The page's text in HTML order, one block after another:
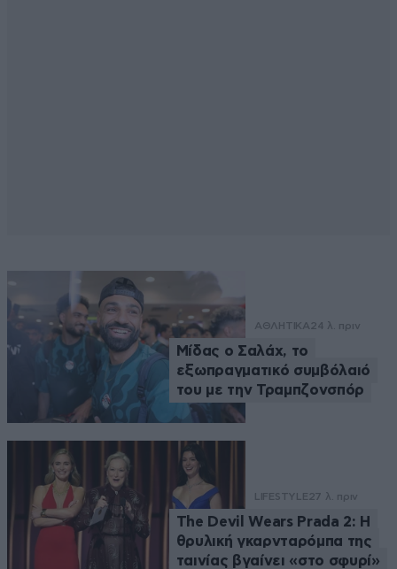
ΑΘΛΗΤΙΚΑ24 λ. πριν
Μίδας ο Σαλάχ, το
εξωπραγματικό συμβόλαιό
του με την Τραμπζονσπόρ
LIFESTYLE27 λ. πριν
The Devil Wears Prada 2: Η
θρυλική γκαρνταρόμπα της
ταινίας βγαίνει «στο σφυρί»